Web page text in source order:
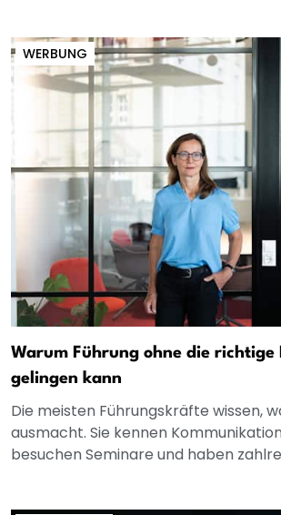
WERBUNG
Warum Führung ohne die
gelingen kann
Die meisten Führungskräfte wissen,
ausmacht. Sie kennen
besuchen Seminare und haben